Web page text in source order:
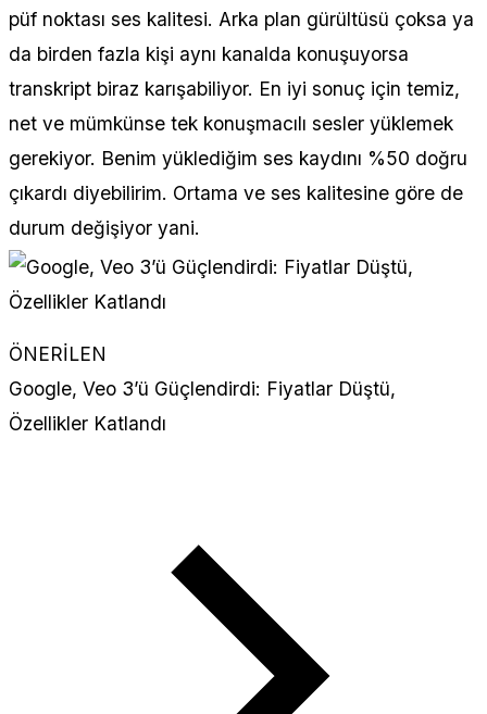
püf noktası ses kalitesi. Arka plan gürültüsü çoksa ya
da birden fazla kişi aynı kanalda konuşuyorsa
transkript biraz karışabiliyor. En iyi sonuç için temiz,
net ve mümkünse tek konuşmacılı sesler yüklemek
gerekiyor. Benim yüklediğim ses kaydını %50 doğru
çıkardı diyebilirim. Ortama ve ses kalitesine göre de
durum değişiyor yani.
ÖNERİLEN
Google, Veo 3’ü Güçlendirdi: Fiyatlar Düştü,
Özellikler Katlandı